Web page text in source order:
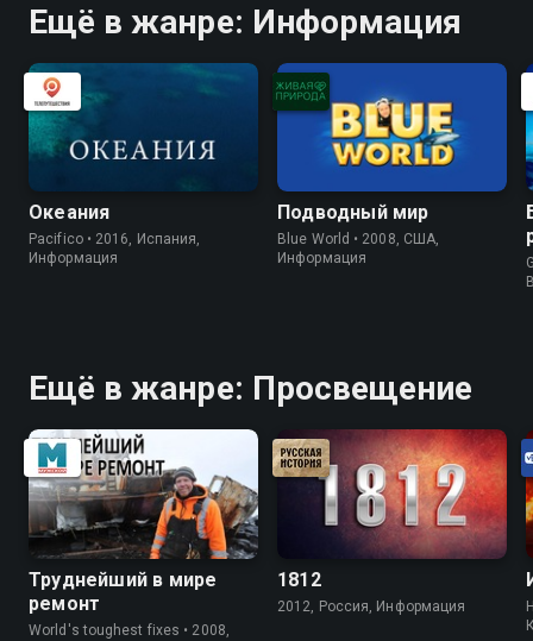
Ещё в жанре: Информация
Океания
Pacifico • 2016, Испания,
Информация
Подводный мир
Blue World • 2008, США,
Информация
Ещё в жанре: Просвещение
Труднейший в мире
ремонт
World's toughest fixes • 2008,
1812
2012, Россия, Информация